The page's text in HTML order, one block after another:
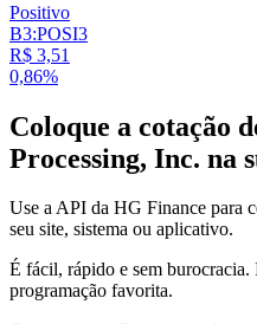
Positivo
B3:POSI3
R$ 3,51
0,86%
Coloque a cotação
Processing, Inc. na
Use a API da HG Finance para
seu site, sistema ou aplicativo.
É fácil, rápido e sem burocracia.
programação favorita.